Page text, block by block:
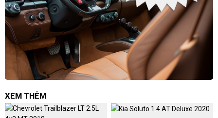
XEM THÊM